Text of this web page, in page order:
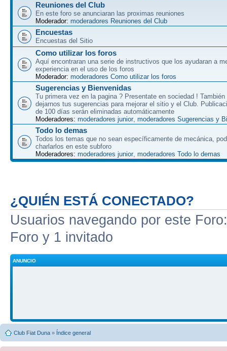
Reuniones del Club
En este foro se anunciaran las proximas reuniones
Moderador: moderadores Reuniones del Club
Encuestas
Encuestas del Sitio
Como utilizar los foros
Aquí encontraran una serie de instructivos que los ayudaran a
experiencia en el uso de los foros
Moderador: moderadores Como utilizar los foros
Sugerencias y Bienvenidas
Tu primera vez en la pagina ? Presentate en sociedad ! También
dejarnos tus sugerencias para mejorar el sitio y el Club.
de 100 días serán eliminadas automáticamente
Moderadores: moderadores junior, moderadores Sugerencias y
Todo lo demas
Todos los temas que no sean específicamente de mecánica,
charlarlos en este subforo
Moderadores: moderadores junior, moderadores Todo lo demas
¿QUIÉN ESTÁ CONECTADO?
Usuarios navegando por este
Foro y 1 invitado
ANUNCIO
Club Fiat Duna » Índice general